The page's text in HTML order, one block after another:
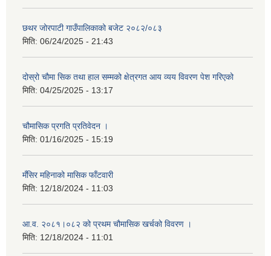
छथर जोरपाटी गाउँपालिकाको बजेट २०८२/०८३
मिति: 06/24/2025 - 21:43
दोस्रो चौमा सिक तथा हाल सम्मको क्षेत्रगत आय व्यय विवरण पेश गरिएको
मिति: 04/25/2025 - 13:17
चौमासिक प्रगति प्रतिवेदन ।
मिति: 01/16/2025 - 15:19
मँसिर महिनाको मासिक फाँटवारी
मिति: 12/18/2024 - 11:03
आ.व. २०८१।०८२ को प्रथम चौमासिक खर्चको विवरण ।
मिति: 12/18/2024 - 11:01